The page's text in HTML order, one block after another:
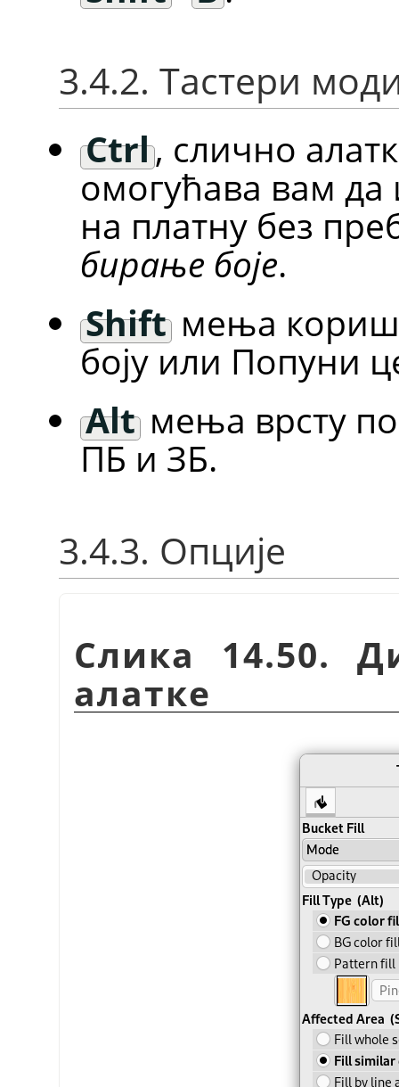
3.4.2. Тастери
Ctrl, слично
омогућава вам да
на платну без
бирање боје.
Shiftмења
боју или Попуни
Altмења врсту
ПБ и ЗБ.
3.4.3. Опције
Слика 14.50.
алатке